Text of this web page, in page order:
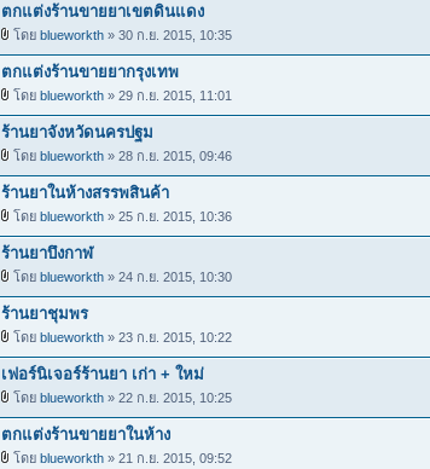
ตกแต่งร้านขายยาเขตดินแดง
โดย blueworkth » 30 ก.ย. 2015, 10:35
ตกแต่งร้านขายยากรุงเทพ
โดย blueworkth » 29 ก.ย. 2015, 11:01
ร้านยาจังหวัดนครปฐม
โดย blueworkth » 28 ก.ย. 2015, 09:46
ร้านยาในห้างสรรพสินค้า
โดย blueworkth » 25 ก.ย. 2015, 10:36
ร้านยาบึงกาฬ
โดย blueworkth » 24 ก.ย. 2015, 10:30
ร้านยาชุมพร
โดย blueworkth » 23 ก.ย. 2015, 10:22
เฟอร์นิเจอร์ร้านยา เก่า + ใหม่
โดย blueworkth » 22 ก.ย. 2015, 10:25
ตกแต่งร้านขายยาในห้าง
โดย blueworkth » 21 ก.ย. 2015, 09:52